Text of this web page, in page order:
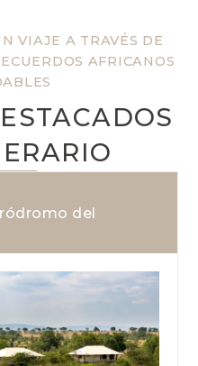
VIAJE A TRAVÉS DE
AFRICANOS
del